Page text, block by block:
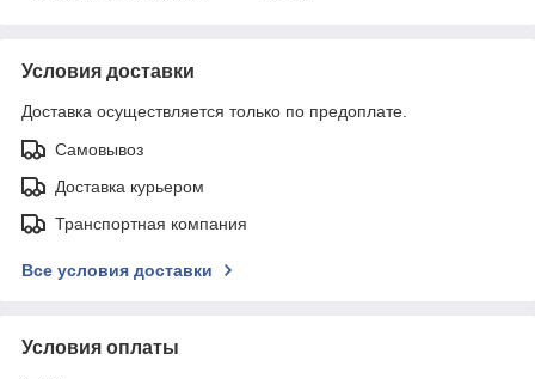
Условия доставки
Доставка осуществляется только по предоплате.
Самовывоз
Доставка курьером
Транспортная компания
Все условия доставки
Условия оплаты